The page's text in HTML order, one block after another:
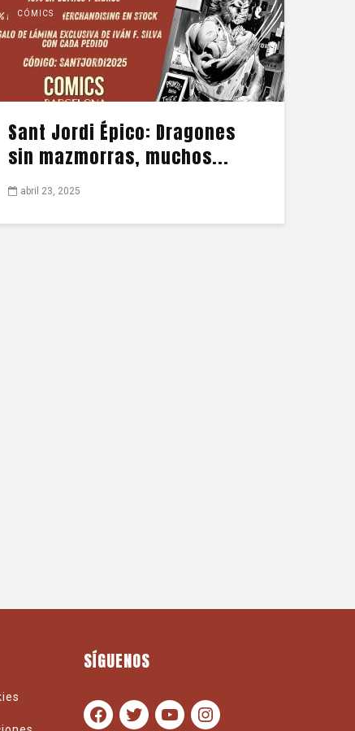
CÓMICS
Sant Jordi Épico: Dragones
sin mazmorras, muchos...
abril 23, 2025
SÍGUENOS